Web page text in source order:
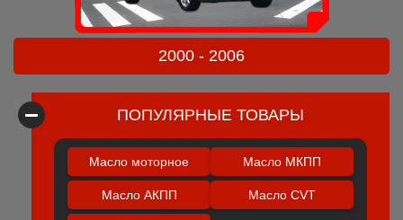
2000 - 2006
ПОПУЛЯРНЫЕ ТОВАРЫ
Масло моторное Масло МКПП
Масло АКПП Масло CVT